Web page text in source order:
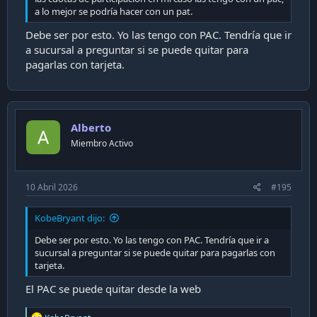
a lo mejor se podría hacer con un pat.
Debe ser por esto. Yo las tengo con PAC. Tendría que ir
a sucursal a preguntar si se puede quitar para
pagarlas con tarjeta.
Alberto
Miembro Activo
10 Abril 2026 #195
KobeBryant dijo:
Debe ser por esto. Yo las tengo con PAC. Tendría que ir a
sucursal a preguntar si se puede quitar para pagarlas con
tarjeta.
El PAC se puede quitar desde la web